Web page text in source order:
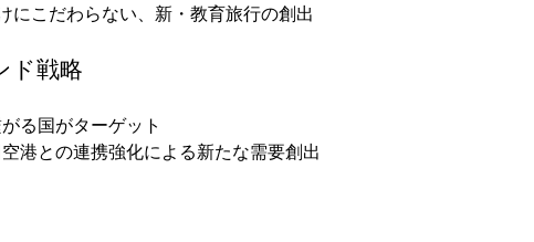
にこだわらない、新・教育旅行の創出
戦略
る国がターゲット
港との連携強化による新たな需要創出